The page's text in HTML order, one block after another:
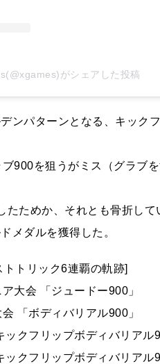
がシェアした投稿
ンパターンとなる、キック
900を狙うがミス（グラブ
たためか、それとも骨折し
メダルを獲得した。
トリック6連覇の軌跡]
大会 「ジュードー900」
「ボディバリアル900」
ックフリップボディバリアル
ックフリップボディバリアル